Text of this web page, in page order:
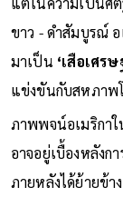
ขาว - ดำสัมบูรณ์
มาเป็น ‘เสือเศร
แข่งขันกับสหภาพ
ภาพพจน์อเมริกา
อาจอยู่เบื้องหลังก
ภายหลังได้ย้ายข้า